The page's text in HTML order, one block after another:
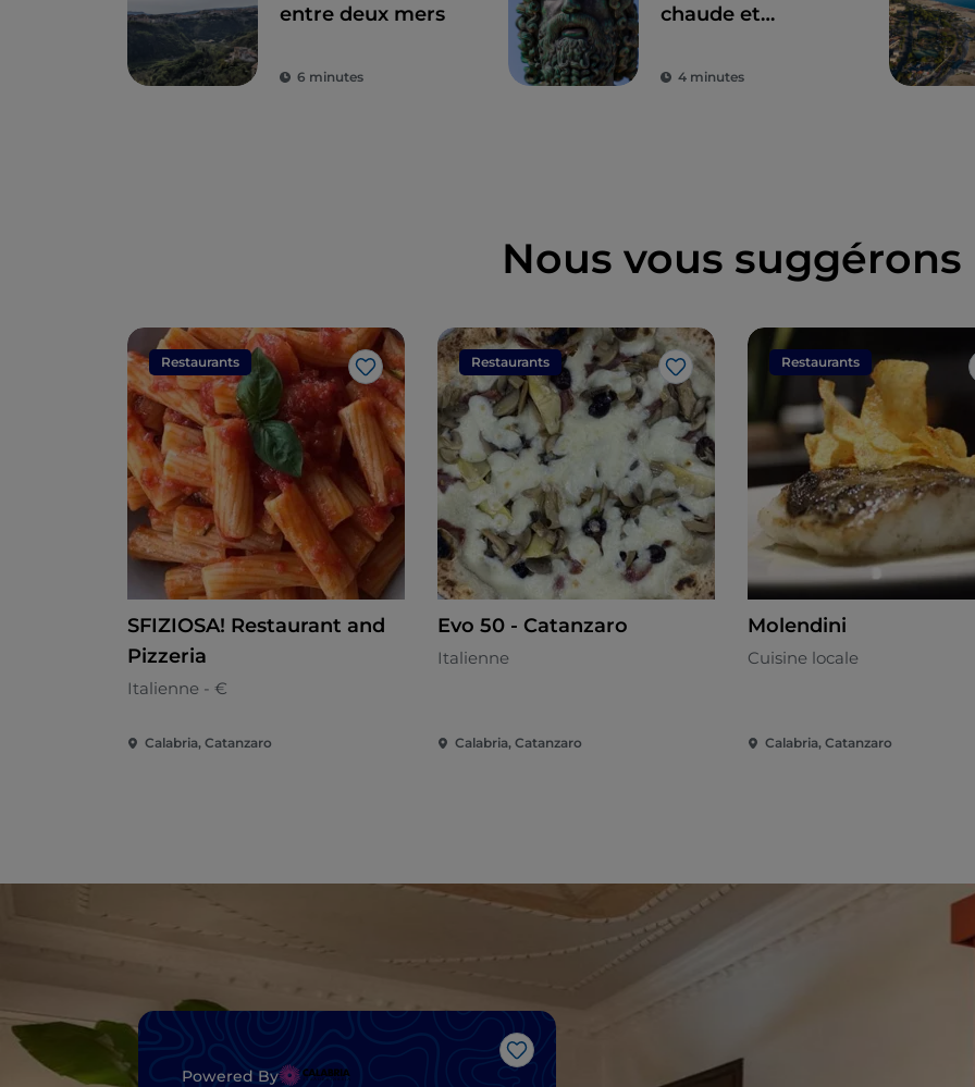
entre deux mers
6 minutes
chaude et
bronzes de Riace
4 minutes
Nous vous suggérons
Restaurants
J’aime
SFIZIOSA! Restaurant and
Pizzeria
Italienne - €
Calabria, Catanzaro
Restaurants
J’aime
Evo 50 - Catanzaro
Italienne
Calabria, Catanzaro
Restaurants
Molendini
Cuisine locale
Calabria, Catanzaro
J’aime
Powered By